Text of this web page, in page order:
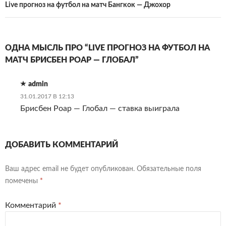
Live прогноз на футбол на матч Бангкок — Джохор
ОДНА МЫСЛЬ ПРО “LIVE ПРОГНОЗ НА ФУТБОЛ НА
МАТЧ БРИСБЕН РОАР — ГЛОБАЛ”
admin
31.01.2017 В 12:13
Брисбен Роар — Глобал — ставка выиграла
ДОБАВИТЬ КОММЕНТАРИЙ
Ваш адрес email не будет опубликован. Обязательные поля
помечены *
Комментарий *